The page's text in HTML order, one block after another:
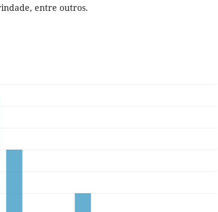
entre outros.